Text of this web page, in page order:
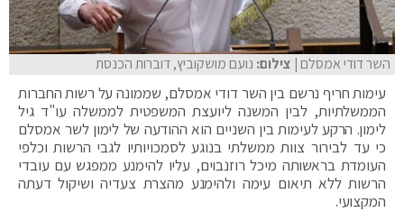
השר דודי אמסלם | צילום: נועם מושקוביץ, דוברות הכנסת
עימות חריף נרשם בין השר דודי אמסלם, שממונה על רשות החברות
הממשלתיות, לבין המשנה ליועצת המשפטית לממשלה עו"ד גיל
לימון. הרקע לעימות בין השניים הוא ההודעה של לימון לשר אמסלם
כי עד לבירור צוות ממשלתי בנוגע לסמכויותיו לגבי הרשות וכלפי
העומדת בראשותה מיכל רוזנבוים, עליו להימנע ממפגש עם עובדי
הרשות ללא תיאום עימה ולהימנע מהצרת צעדיה ושיקול דעתה
המקצועי.